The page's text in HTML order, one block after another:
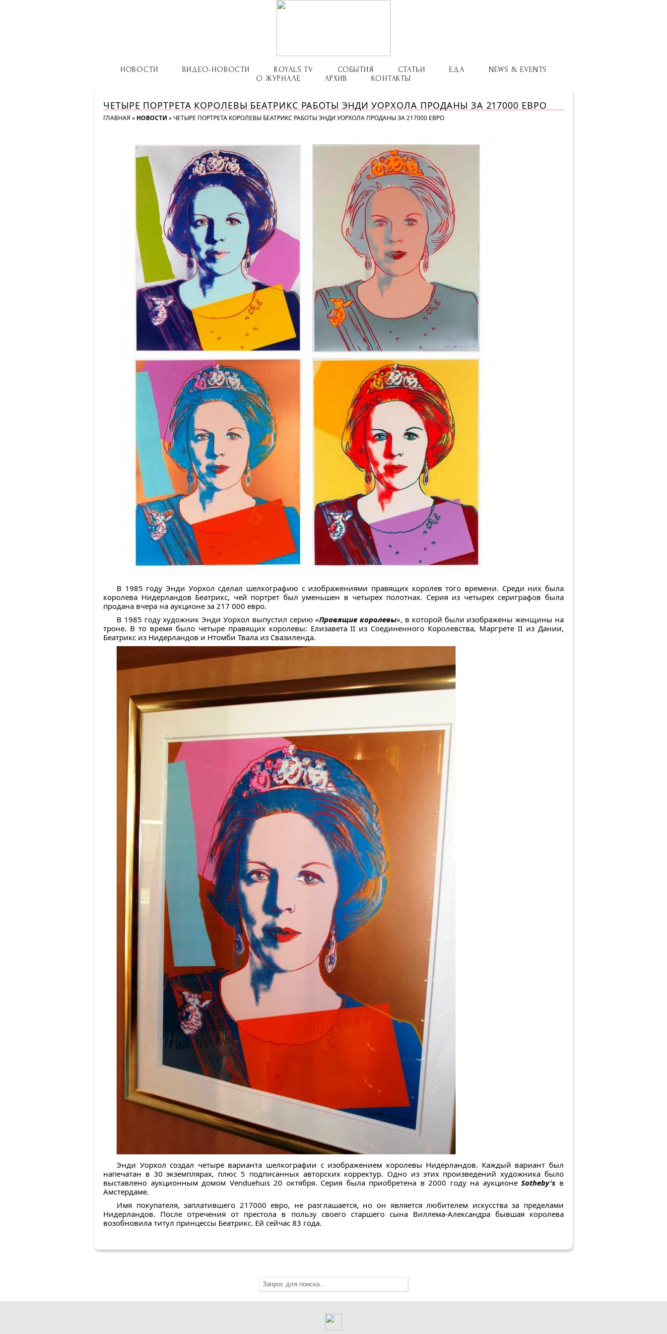
НОВОСТИ ВИДЕО-НОВОСТИ ROYALS TV СОБЫТИЯ СТАТЬИ ЕДА
NEWS & EVENTS
О ЖУРНАЛЕ
АРХИВ КОНТАКТЫ
ЧЕТЫРЕ ПОРТРЕТА КОРОЛЕВЫ БЕАТРИКС РАБОТЫ ЭНДИ УОРХОЛА ПРОДАНЫ ЗА 217000 ЕВРО
ГЛАВНАЯ » НОВОСТИ » ЧЕТЫРЕ ПОРТРЕТА КОРОЛЕВЫ БЕАТРИКС РАБОТЫ ЭНДИ УОРХОЛА ПРОДАНЫ ЗА 217000 ЕВРО
В 1985 году Энди Уорхол сделал шелкографию с изображениями правящих королев того времени. Среди них была
королева Нидерландов Беатрикс, чей портрет был уменьшен в четырех полотнах. Серия из четырех сериграфов была
продана вчера на аукционе за 217 000 евро.
В 1985 году художник Энди Уорхол выпустил серию «Правящие королевы», в которой были изображены женщины на
троне. В то время было четыре правящих королевы: Елизавета II из Соединенного Королевства, Маргрете II из Дании,
Беатрикс из Нидерландов и Нтомби Твала из Свазиленда.
Энди Уорхол создал четыре варианта шелкографии с изображением королевы Нидерландов. Каждый вариант был
напечатан в 30 экземплярах, плюс 5 подписанных авторских корректур. Одно из этих произведений художника было
выставлено аукционным домом Venduehuis 20 октября. Серия была приобретена в 2000 году на аукционеSotheby's в
Амстердаме.
Имя покупателя, заплатившего 217000 евро, не разглашается, но он является любителем искусства за пределами
Нидерландов. После отречения от престола в пользу своего старшего сына Виллема-Александра бывшая королева
возобновила титул принцессы Беатрикс. Ей сейчас 83 года.